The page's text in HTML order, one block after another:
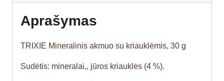
Aprašymas
TRIXIE Mineralinis akmuo su kriauklėmis, 30 g
Sudėtis: mineralai,, jūros kriauklės (4 %).